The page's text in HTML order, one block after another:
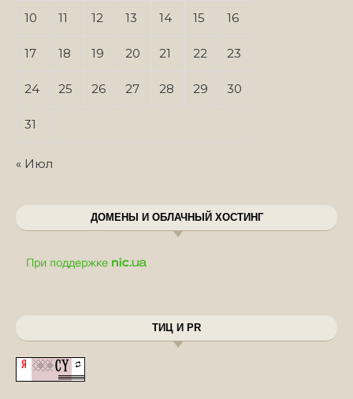
10 11 12 13 14 15 16
17 18 19 20 21 22 23
24 25 26 27 28 29 30
31
« Июл
ДОМЕНЫ И ОБЛАЧНЫЙ ХОСТИНГ
ТИЦ И PR